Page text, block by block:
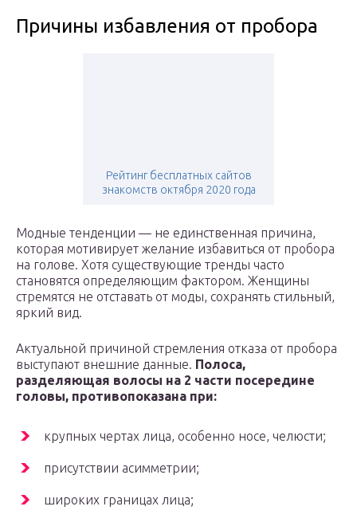
Причины избавления от пробора
Рейтинг бесплатных сайтов
знакомств октября 2020 года
Модные тенденции — не единственная причина,
которая мотивирует желание избавиться от пробора
на голове. Хотя существующие тренды часто
становятся определяющим фактором. Женщины
стремятся не отставать от моды, сохранять стильный,
яркий вид.
Актуальной причиной стремления отказа от пробора
выступают внешние данные. Полоса,
разделяющая волосы на 2 части посередине
головы, противопоказана при:
крупных чертах лица, особенно носе, челюсти;
присутствии асимметрии;
широких границах лица;